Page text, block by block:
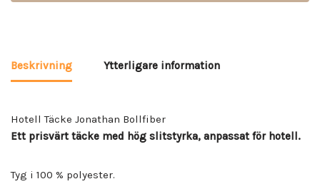
Beskrivning Ytterligare information
Hotell Täcke Jonathan Bollfiber
Ett prisvärt täcke med hög slitstyrka, anpassat för hotell.
Tyg i 100 % polyester.